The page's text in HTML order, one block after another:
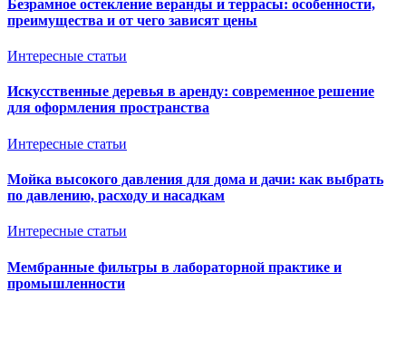
Безрамное остекление веранды и террасы: особенности,
преимущества и от чего зависят цены
Интересные статьи
Искусственные деревья в аренду: современное решение
для оформления пространства
Интересные статьи
Мойка высокого давления для дома и дачи: как выбрать
по давлению, расходу и насадкам
Интересные статьи
Мембранные фильтры в лабораторной практике и
промышленности